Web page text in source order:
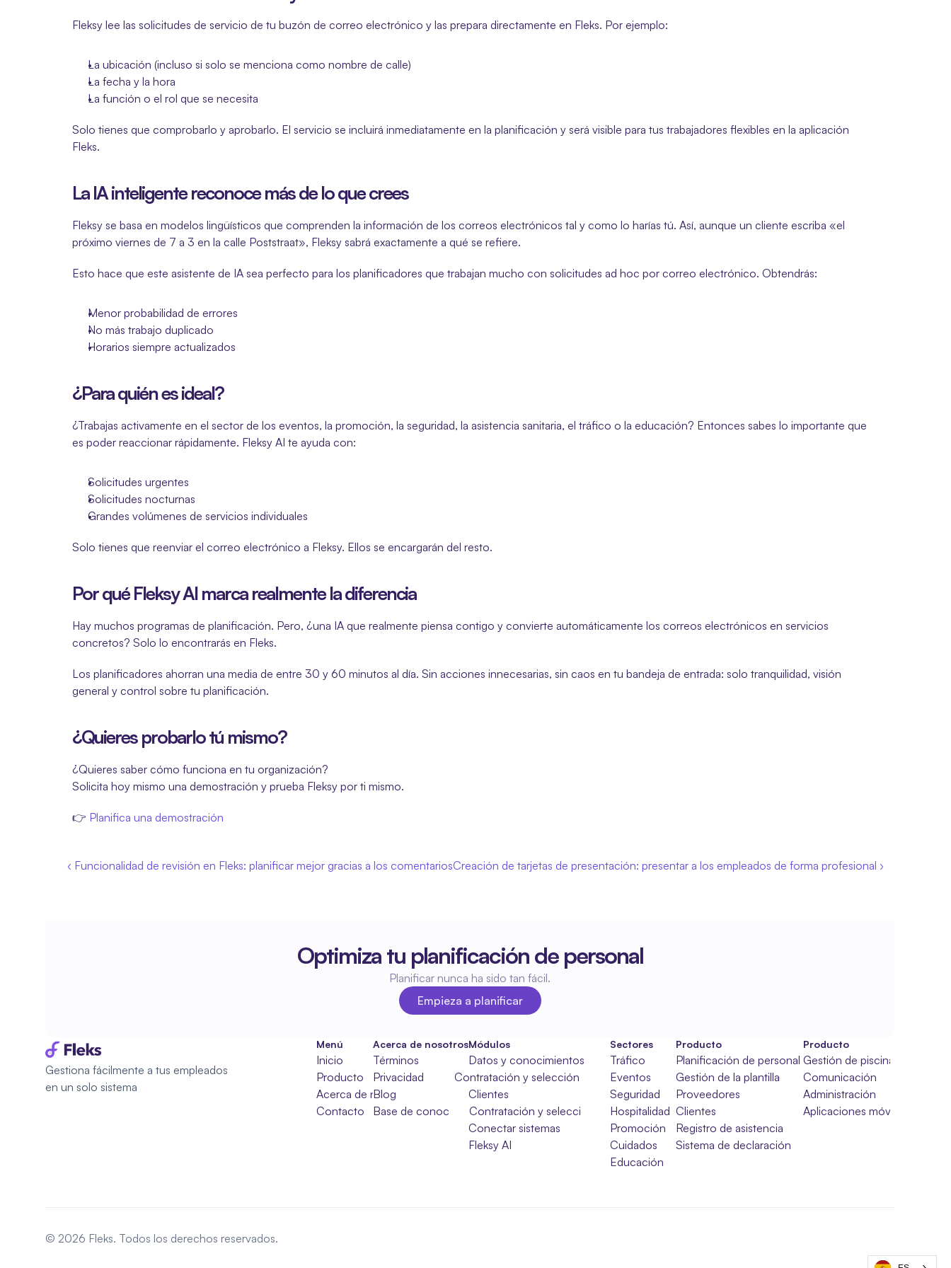
Fleksy lee las solicitudes de servicio de tu buzón de correo electrónico y las prepara directamente en Fleks. Por ejemplo:
La ubicación (incluso si solo se menciona como nombre de calle)
La fecha y la hora
La función o el rol que se necesita
Solo tienes que comprobarlo y aprobarlo. El servicio se incluirá inmediatamente en la planificación y será visible para tus trabajadores flexibles en la aplicación
Fleks.
La IA inteligente reconoce más de lo que crees
Fleksy se basa en modelos lingüísticos que comprenden la información de los correos electrónicos tal y como lo harías tú. Así, aunque un cliente escriba «el
próximo viernes de 7 a 3 en la calle Poststraat», Fleksy sabrá exactamente a qué se refiere.
Esto hace que este asistente de IA sea perfecto para los planificadores que trabajan mucho con solicitudes ad hoc por correo electrónico. Obtendrás:
Menor probabilidad de errores
No más trabajo duplicado
Horarios siempre actualizados
¿Para quién es ideal?
¿Trabajas activamente en el sector de los eventos, la promoción, la seguridad, la asistencia sanitaria, el tráfico o la educación? Entonces sabes lo importante que
es poder reaccionar rápidamente. Fleksy AI te ayuda con:
Solicitudes urgentes
Solicitudes nocturnas
Grandes volúmenes de servicios individuales
Solo tienes que reenviar el correo electrónico a Fleksy. Ellos se encargarán del resto.
Por qué Fleksy AI marca realmente la diferencia
Hay muchos programas de planificación. Pero, ¿una IA que realmente piensa contigo y convierte automáticamente los correos electrónicos en servicios
concretos? Solo lo encontrarás en Fleks.
Los planificadores ahorran una media de entre 30 y 60 minutos al día. Sin acciones innecesarias, sin caos en tu bandeja de entrada: solo tranquilidad, visión
general y control sobre tu planificación.
¿Quieres probarlo tú mismo?
¿Quieres saber cómo funciona en tu organización?
Solicita hoy mismo una demostración y prueba Fleksy por ti mismo.
👉 Planifica una demostración
‹ Funcionalidad de revisión en Fleks: planificar mejor gracias a los comentariosCreación de tarjetas de presentación: presentar a los empleados de forma profesional ›
Optimiza tu planificación de personal
Planificar nunca ha sido tan fácil.
Empieza a planificar
Empieza a planificar
Gestiona fácilmente a tus empleados
en un solo sistema
Menú
Inicio
Producto
Acerca de nosotros
Contacto
Acerca de nosotros
Términos
Privacidad
Base de conocimientos
Blog
Módulos
Datos y conocimientos
Contratación y selección
Clientes
Contratación y selección
Conectar sistemas
Fleksy AI
Sectores
Tráfico
Eventos
Seguridad
Hospitalidad
Promoción
Cuidados
Educación
Producto
Planificación de personal
Gestión de la plantilla
Proveedores
Clientes
Registro de asistencia
Sistema de declaración
Comunicación
Administración
Aplicaciones móviles
Gestión de piscinas
Producto
© 2026 Fleks. Todos los derechos reservados.